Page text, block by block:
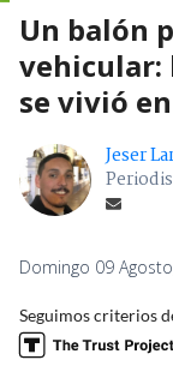
Un balón
vehicular:
se vivió
Jeser
Domingo 09
Seguimos criterios